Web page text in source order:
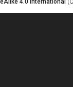
4.0 International